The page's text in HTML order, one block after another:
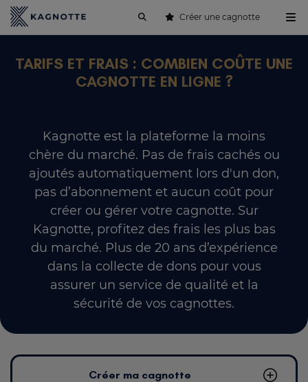
Créer une cagnotte
TARIFS ET FRAIS : COMBIEN COÛTE UNE
CAGNOTTE EN LIGNE ?
Kagnotte est la plateforme la moins
chère du marché. Pas de frais cachés ou
ajoutés automatiquement lors d'un don,
pas d’abonnement et aucun coût pour
créer ou gérer votre cagnotte. Sur
Kagnotte, profitez des frais les plus bas
du marché. Plus de 20 ans d’expérience
dans la collecte de dons pour vous
assurer un service de qualité et la
sécurité de vos cagnottes.
Créer ma cagnotte